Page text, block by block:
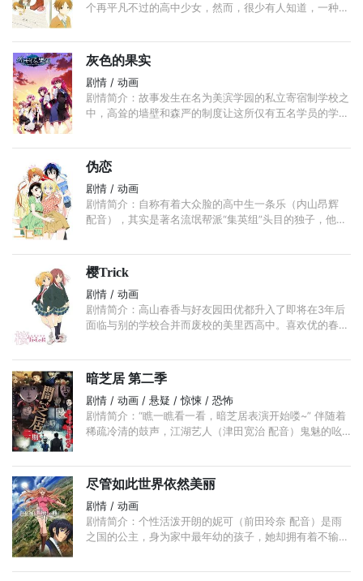
个再平凡不过的高中少女，然而，很少有人知道，一种罕
灰色的果实
剧情 / 动画
剧情简介：故事发生在名为美滨学园的私立寄宿制学校之
中，高耸的墙壁和森严的制度让这所仅有五名学员的学校
伪恋
剧情 / 动画
剧情简介：自称有着大众脸的高中生一条乐（内山昂辉
配音），其实是著名流氓帮派“集英组”头目的独子，他本
的方向发展。 ...
樱Trick
剧情 / 动画
剧情简介：高山春香与好友园田优都升入了即将在3年后
面临与别的学校合并而废校的美里西高中。喜欢优的春
暗芝居 第二季
剧情 / 动画 / 悬疑 / 惊悚 / 恐怖
剧情简介：“瞧一瞧看一看，暗芝居表演开始喽~” 伴随着
稀疏冷清的鼓声，江湖艺人（津田宽治 配音）鬼魅的吆
尽管如此世界依然美丽
剧情 / 动画
剧情简介：个性活泼开朗的妮可（前田玲奈 配音）是雨
之国的公主，身为家中最年幼的孩子，她却拥有着不输于